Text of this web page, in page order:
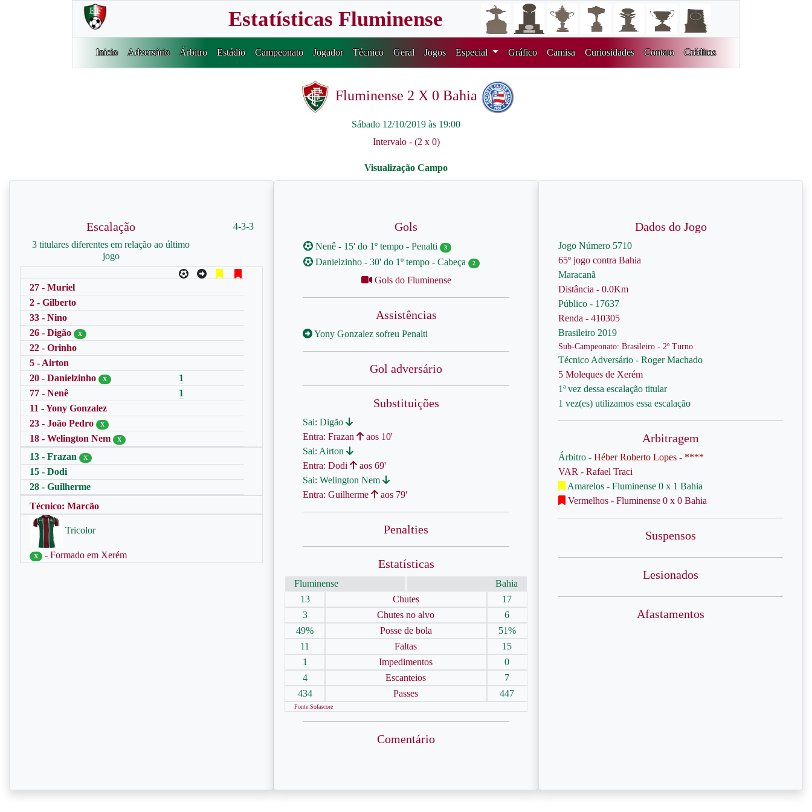
Estatísticas Fluminense
Inicio Adversário Árbitro Estádio Campeonato Jogador Técnico Geral Jogos Especial Gráfico Camisa Curiosidades Contato Créditos
Fluminense 2 X 0 Bahia
Sábado 12/10/2019 às 19:00
Intervalo - (2 x 0)
Escalação
3 titulares diferentes em relação ao último
jogo
4-3-3
27 - Muriel
2 - Gilberto
33 - Nino
26 - Digão
X
22 - Orinho
5 - Airton
20 - Danielzinho
X
1
77 - Nenê
1
11 - Yony Gonzalez
23 - João Pedro
X
18 - Welington Nem X
13 - Frazan X
15 - Dodi
28 - Guilherme
Técnico: Marcão
Tricolor
X - Formado em Xerém
Gols
Nenê - 15' do 1º tempo - Penalti 3
Danielzinho - 30' do 1º tempo - Cabeça 2
Gols do Fluminense
Assistências
Yony Gonzalez sofreu Penalti
Gol adversário
Substituições
Sai: Digão
Entra: Frazan
aos 10'
Sai: Airton
Entra: Dodi
aos 69'
Sai: Welington Nem
Entra: Guilherme
aos 79'
Penalties
Estatísticas
Fluminense
Bahia
13
Chutes
17
3
Chutes no alvo
6
49%
Posse de bola
51%
11
Faltas
15
1
Impedimentos
0
4
Escanteios
7
434
Passes 447
Fonte:Sofascore
Comentário
Dados do Jogo
Jogo Número 5710
65º jogo contra Bahia
Maracanã
Distância - 0.0Km
Público - 17637
Renda - 410305
Brasileiro 2019
Sub-Campeonato: Brasileiro - 2º Turno
Técnico Adversário - Roger Machado
5 Moleques de Xerém
1ª vez dessa escalação titular
1 vez(es) utilizamos essa escalação
Arbitragem
Árbitro - Héber Roberto Lopes - ****
VAR - Rafael Traci
Amarelos - Fluminense 0 x 1 Bahia
Vermelhos - Fluminense 0 x 0 Bahia
Suspensos
Lesionados
Afastamentos